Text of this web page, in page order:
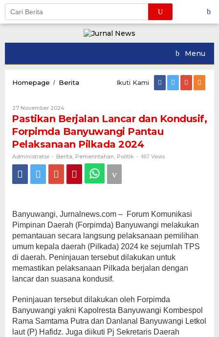
Skip
content
Menu
Homepage / Berita
Kondusif,
Banyuwangi
Pantau
2024
Ikuti Kami
27 November 2024Oleh
Administrator
Pastikan Berjalan Lancar dan Kondusif,
Forpimda Banyuwangi Pantau
Pelaksanaan Pilkada 2024
Administrator - Berita Pemerintahan Politik - 467 Views
Banyuwangi, Jurnalnews.com – Forum Komunikasi
Pimpinan Daerah (Forpimda) Banyuwangi melakukan
pemantauan secara langsung pelaksanaan pemilihan
umum kepala daerah (Pilkada) 2024 ke sejumlah TPS
di daerah. Peninjauan tersebut dilakukan untuk
memastikan pelaksanaan Pilkada berjalan dengan
lancar dan suasana kondusif.
Peninjauan tersebut dilakukan oleh Forpimda
Banyuwangi yakni Kapolresta Banyuwangi Kombespol
Rama Samtama Putra dan Danlanal Banyuwangi Letkol
laut (P) Hafidz. Juga diikuti Pj Sekretaris Daerah